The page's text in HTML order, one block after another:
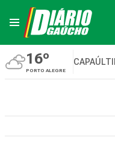
16º
PORTO ALEGRE
CAPA